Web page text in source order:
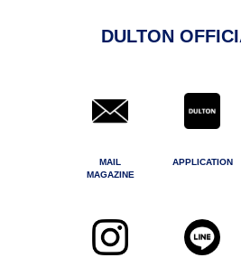
DULTON
MAIL
MAGAZINE
APPLICATION